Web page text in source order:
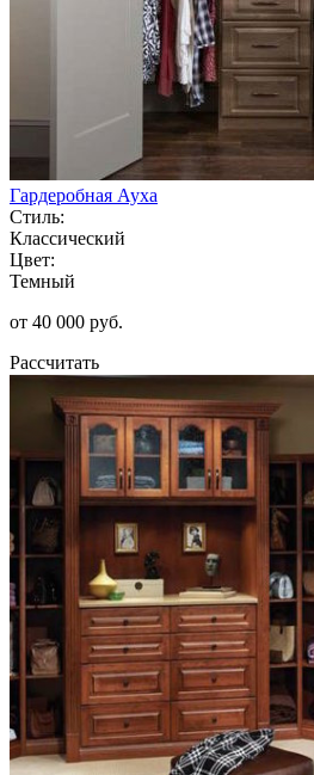
Гардеробная Ауха
Стиль:
Классический
Цвет:
Темный
от 40 000 руб.
Рассчитать